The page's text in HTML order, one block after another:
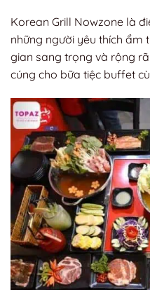
Korean Grill Nowzone là
những người yêu thích ẩm
gian sang trọng và rộng
cúng cho bữa tiệc buffet